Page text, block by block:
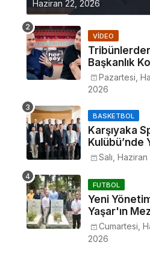
Haziran 22, 2026
VIDEO
Başkanlık
Pazartesi,
2026
BASKETBOL
Karşıyaka
Kulübü’nde
Dönem
Salı,
FUTBOL
Yeni
Yaşar'ın
Ziyaret Etti
Cumartesi,
2026